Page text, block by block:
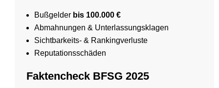
Bußgelder bis 100.000 €
Abmahnungen & Unterlassungsklagen
Sichtbarkeits- & Rankingverluste
Reputationsschäden
Faktencheck BFSG 2025